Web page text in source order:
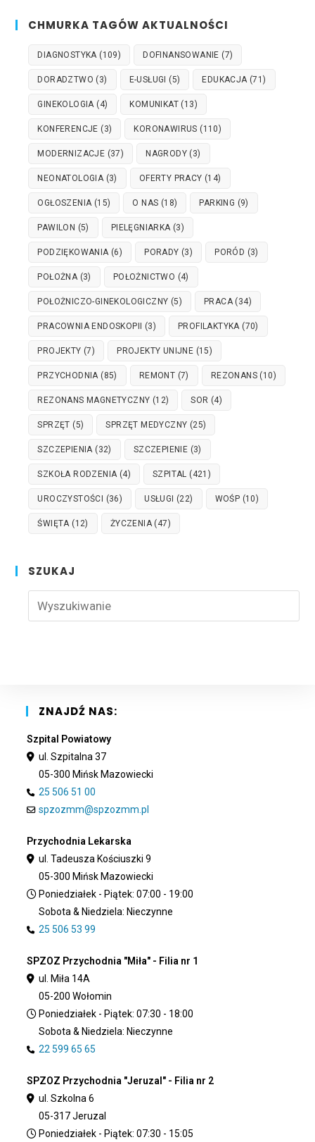
CHMURKA TAGÓW AKTUALNOŚCI
DIAGNOSTYKA(109) DOFINANSOWANIE (7)
DORADZTWO (3) E-USŁUGI (5) EDUKACJA(71)
GINEKOLOGIA(4) KOMUNIKAT (13)
KONFERENCJE (3) KORONAWIRUS (110)
MODERNIZACJE (37) NAGRODY (3)
NEONATOLOGIA(3) OFERTY PRACY (14)
OGŁOSZENIA(15) O NAS (18) PARKING (9)
PAWILON (5) PIELĘGNIARKA(3)
PODZIĘKOWANIA(6) PORADY (3) PORÓD (3)
POŁOŻNA(3) POŁOŻNICTWO (4)
POŁOŻNICZO-GINEKOLOGICZNY (5) PRACA(34)
PRACOWNIA ENDOSKOPII (3) PROFILAKTYKA(70)
PROJEKTY (7) PROJEKTY UNIJNE (15)
PRZYCHODNIA(85) REMONT (7) REZONANS (10)
REZONANS MAGNETYCZNY (12) SOR (4)
SPRZĘT (5) SPRZĘT MEDYCZNY (25)
SZCZEPIENIA(32) SZCZEPIENIE (3)
SZKOŁA RODZENIA(4) SZPITAL (421)
UROCZYSTOŚCI (36) USŁUGI (22) WOŚP (10)
ŚWIĘTA(12) ŻYCZENIA(47)
SZUKAJ
ZNAJDŹ NAS:
Szpital Powiatowy
ul. Szpitalna 37
05-300 Mińsk Mazowiecki
25 506 51 00
spzozmm@spzozmm.pl
Przychodnia Lekarska
ul. Tadeusza Kościuszki 9
05-300 Mińsk Mazowiecki
Poniedziałek - Piątek: 07:00 - 19:00
Sobota & Niedziela: Nieczynne
25 506 53 99
SPZOZ Przychodnia "Miła" - Filia nr 1
ul. Miła 14A
05-200 Wołomin
Poniedziałek - Piątek: 07:30 - 18:00
Sobota & Niedziela: Nieczynne
22 599 65 65
SPZOZ Przychodnia "Jeruzal" - Filia nr 2
ul. Szkolna 6
05-317 Jeruzal
Poniedziałek - Piątek: 07:30 - 15:05